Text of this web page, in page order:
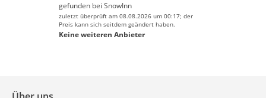
gefunden bei SnowInn
zuletzt überprüft am 08.08.2026 um 00:17; der
Preis kann sich seitdem geändert haben.
Keine weiteren Anbieter